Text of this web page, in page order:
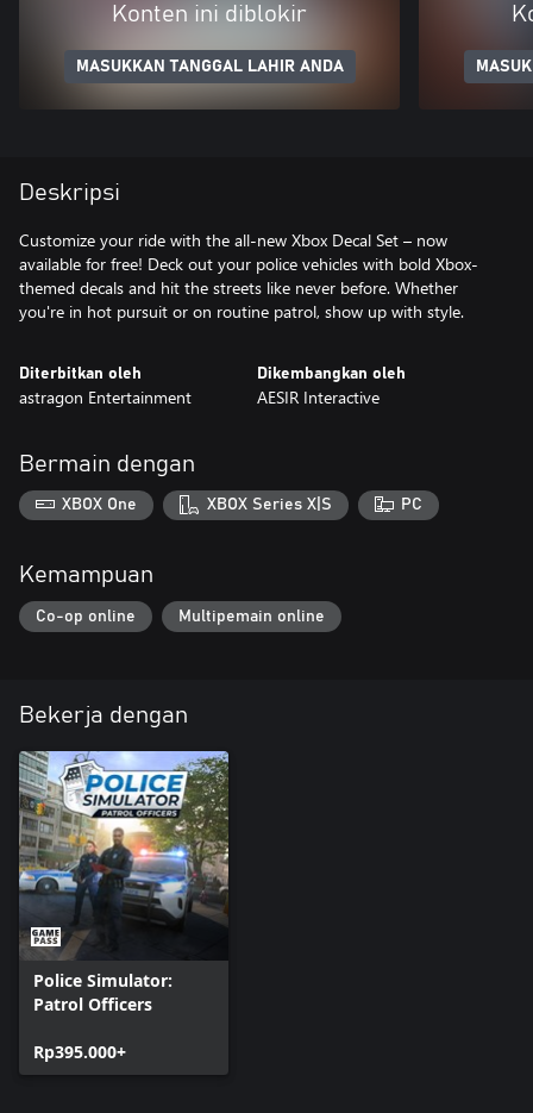
Konten ini diblokir
MASUKKAN TANGGAL LAHIR ANDA
Deskripsi
Customize your ride with the all-new Xbox Decal Set – now
available for free! Deck out your police vehicles with bold Xbox-
themed decals and hit the streets like never before. Whether
Diterbitkan oleh
astragon Entertainment
Dikembangkan oleh
AESIR Interactive
Bermain dengan
XBOX One XBOX Series X|S PC
Kemampuan
Co-op online Multipemain online
Bekerja dengan
Police Simulator:
Patrol Officers
Rp395.000+